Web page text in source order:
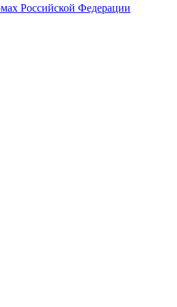
Российской Федерации